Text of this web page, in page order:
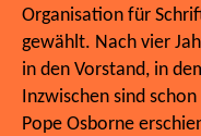
Organisation für
gewählt. Nach vier
in den Vorstand, in
Inzwischen sind
Pope Osborne